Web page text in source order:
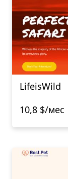
LifeisWild
10,8 $/мес